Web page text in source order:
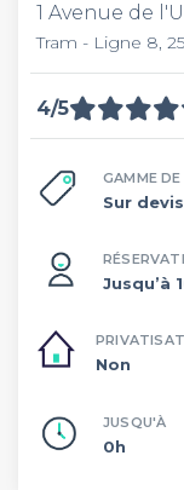
1 Avenue de
Tram - Ligne 8,
4/5
GAMME DE
Sur devis
Jusqu’à
Non
JUSQU'À
0h